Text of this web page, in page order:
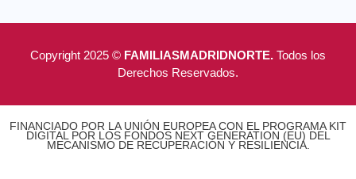
Copyright 2025 © FAMILIASMADRIDNORTE. Todos los
Derechos Reservados.
FINANCIADO POR LA UNIÓN EUROPEA CON EL PROGRAMA KIT
DIGITAL POR LOS FONDOS NEXT GENERATION (EU) DEL
MECANISMO DE RECUPERACIÓN Y RESILIENCIA.